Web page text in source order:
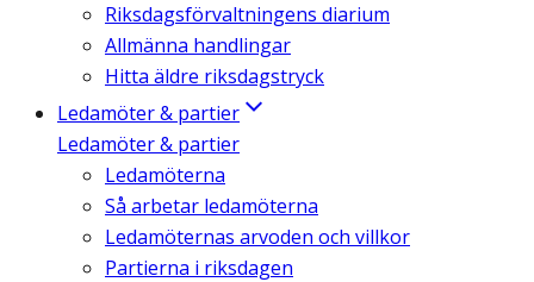
Riksdagsförvaltningens diarium
Allmänna handlingar
Hitta äldre riksdagstryck
Ledamöter & partier
Ledamöter & partier
Ledamöterna
Så arbetar ledamöterna
Ledamöternas arvoden och villkor
Partierna i riksdagen